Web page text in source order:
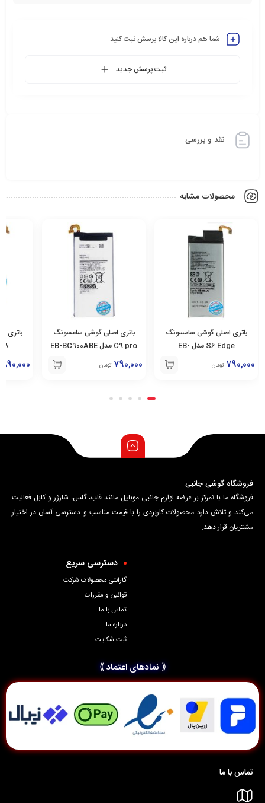
شما هم درباره این کالا پرسش ثبت کنید
ثبت پرسش جدید
نقد و بررسی
محصولات مشابه
باتری اصلی گوشی سامسونگ
S6 Edge مدل EB-
790,000 تومان
باتری اصلی گوشی سامسونگ
C9 pro مدل EB-BC900ABE
790,000 تومان
باتری
890,000
فروشگاه گوشی جانبی
فروشگاه ما با تمرکز بر عرضه لوازم جانبی موبایل مانند قاب، گلس، شارژر و کابل فعالیت
می‌کند و تلاش دارد محصولات کاربردی را با قیمت مناسب و دسترسی آسان در اختیار
مشتریان قرار دهد.
دسترسی سریع
گارانتی محصولات شرکت
قوانین و مقررات
تماس با ما
درباره ما
ثبت شکایت
⟪ نمادهای اعتماد ⟫
تماس با ما